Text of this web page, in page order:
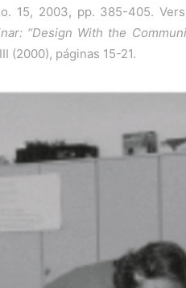
15, 2003, pp. 385-405.
“Design With the
(2000), páginas 15-21.